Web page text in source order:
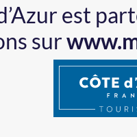
est
sur